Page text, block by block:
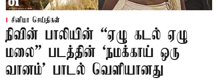
சினிமா செய்திகள்
நிவின் பாலியின் “ஏழு கடல் ஏழு
மலை” படத்தின் ‘நமக்காய் ஒரு
வானம்’ பாடல் வெளியானது